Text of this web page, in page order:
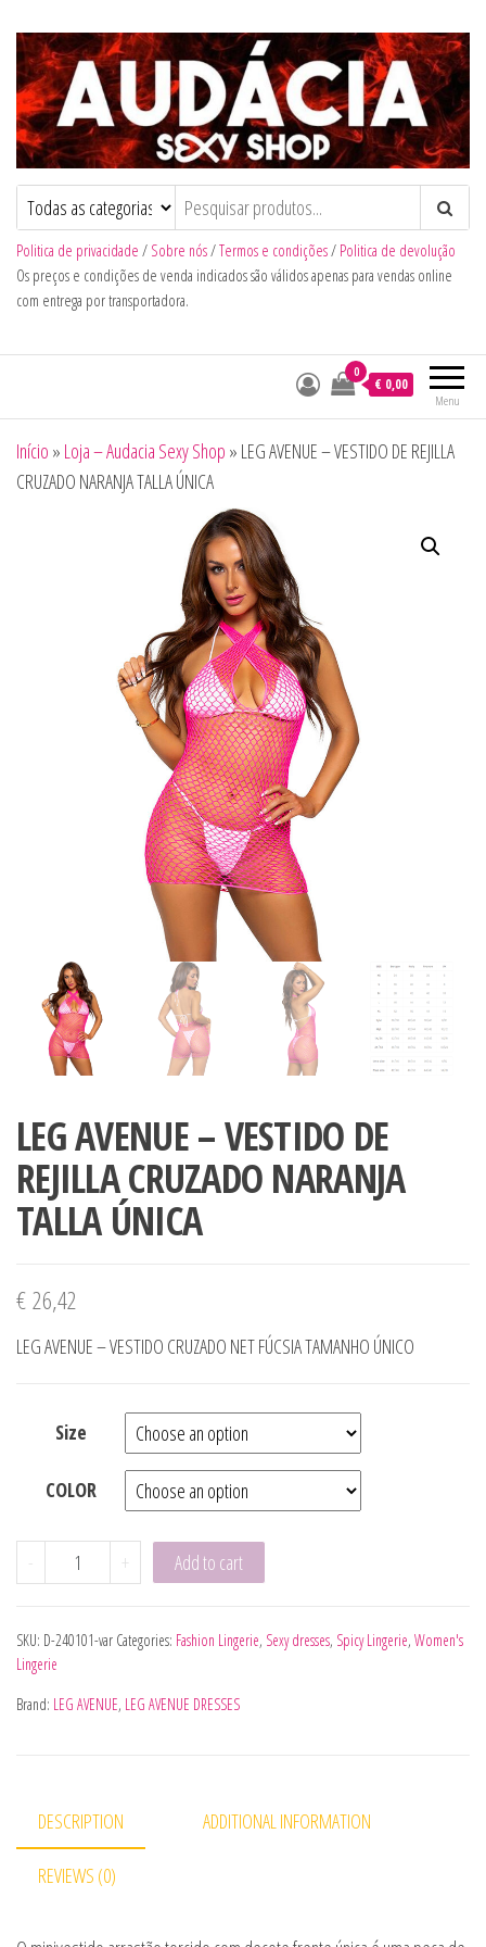
Audacia Sexy Shop
Politica de privacidade / Sobre nós/Termos e condições/ Politica de devolução
Os preços e condições de venda indicados são válidos apenas para vendas online
com entrega por transportadora.
Menu
0
€ 0,00
Início » Loja – Audacia Sexy Shop » LEG AVENUE – VESTIDO DE REJILLA
CRUZADO NARANJA TALLA ÚNICA
LEG AVENUE – VESTIDO DE
REJILLA CRUZADO NARANJA
TALLA ÚNICA
€26,42
LEG AVENUE – VESTIDO CRUZADO NET FÚCSIA TAMANHO ÚNICO
Size
COLOR
- LEG AVENUE - VESTIDO DE REJILLA CRUZADO NARANJA
+ Add to cart
SKU: D-240101-var Categories: Fashion Lingerie, Sexy dresses, Spicy Lingerie, Women's
Lingerie
Brand: LEG AVENUE, LEG AVENUE DRESSES
DESCRIPTION ADDITIONAL INFORMATION
REVIEWS (0)